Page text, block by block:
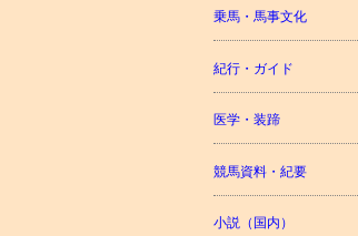
乗馬・馬事文化
紀行・ガイド
医学・装蹄
競馬資料・紀要
小説（国内）